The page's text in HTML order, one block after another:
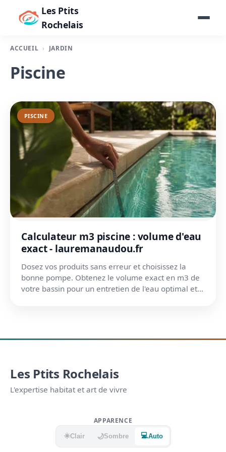
Les Ptits
Rochelais
ACCUEIL JARDIN
Piscine
PISCINE
Calculateur m3 piscine : volume d'eau
exact - lauremanaudou.fr
Dosez vos produits sans erreur et choisissez la
bonne pompe. Obtenez le volume exact en m3 de
votre bassin pour un entretien de l'eau optimal et
Les Ptits Rochelais
L'expertise habitat et art de vivre
APPARENCE
☀️Clair 🌙Sombre 💻Auto